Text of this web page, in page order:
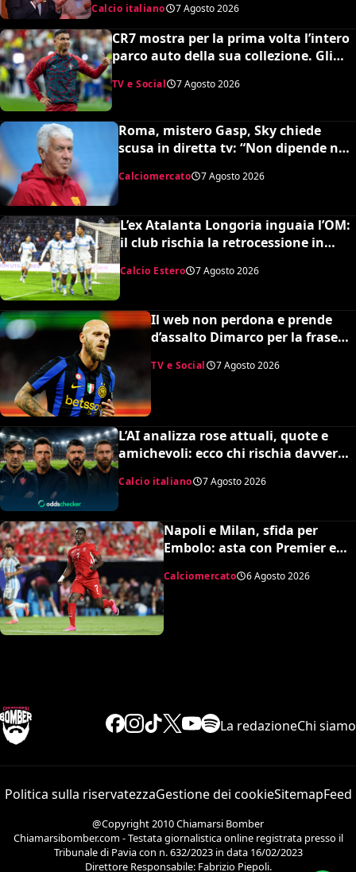
jr. I motivi di questa scelta e cosa sta
succedendo
Calcio italiano 7 Agosto 2026
CR7 mostra per la prima volta l’intero
parco auto della sua collezione. Gli
esperti stimano il valore complessivo
ed è da urlo
TV e Social 7 Agosto 2026
Roma, mistero Gasp, Sky chiede
scusa in diretta tv: “Non dipende né
arrivo?
Calciomercato 7 Agosto 2026
L’ex Atalanta Longoria inguaia l’OM:
il club rischia la retrocessione in
Ligue 2 e svende tutti i suoi pezzi
pregiati
Calcio Estero 7 Agosto 2026
Il web non perdona e prende
d’assalto Dimarco per la frase
TV e Social 7 Agosto 2026
L’AI analizza rose attuali, quote e
amichevoli: ecco chi rischia davvero
un’insospettabile
Calcio italiano 7 Agosto 2026
Napoli e Milan, sfida per
Embolo: asta con Premier e
MLS, il prezzo
Calciomercato 6 Agosto 2026
La redazioneChi siamo
Politica sulla riservatezzaGestione dei cookieSitemapFeed
@Copyright 2010 Chiamarsi Bomber
Chiamarsibomber.com - Testata giornalistica online registrata presso il
Tribunale di Pavia con n. 632/2023 in data 16/02/2023
Direttore Responsabile: Fabrizio Piepoli.